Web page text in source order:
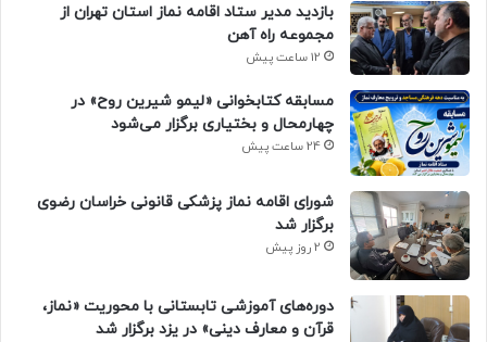
بازدید مدیر ستاد اقامه نماز استان تهران از
مجموعه راه آهن
12 ساعت پیش
مسابقه کتابخوانی «لیمو شیرین روح» در
چهارمحال و بختیاری برگزار می‌شود
24 ساعت پیش
شورای اقامه نماز پزشکی قانونی خراسان رضوی
برگزار شد
2 روز پیش
دوره‌های آموزشی تابستانی با محوریت «نماز،
قرآن و معارف دینی» در یزد برگزار شد